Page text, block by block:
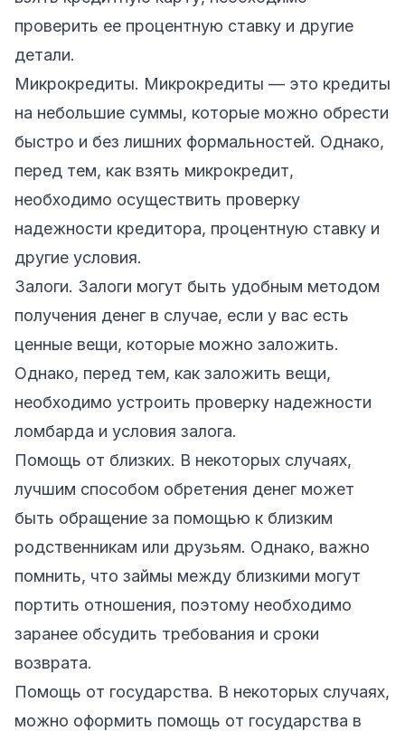
проверить ее процентную ставку и другие
детали.
Микрокредиты. Микрокредиты — это кредиты
на небольшие суммы, которые можно обрести
быстро и без лишних формальностей. Однако,
перед тем, как взять микрокредит,
необходимо осуществить проверку
надежности кредитора, процентную ставку и
другие условия.
Залоги. Залоги могут быть удобным методом
получения денег в случае, если у вас есть
ценные вещи, которые можно заложить.
Однако, перед тем, как заложить вещи,
необходимо устроить проверку надежности
ломбарда и условия залога.
Помощь от близких. В некоторых случаях,
лучшим способом обретения денег может
быть обращение за помощью к близким
родственникам или друзьям. Однако, важно
помнить, что займы между близкими могут
портить отношения, поэтому необходимо
заранее обсудить требования и сроки
возврата.
Помощь от государства. В некоторых случаях,
можно оформить помощь от государства в